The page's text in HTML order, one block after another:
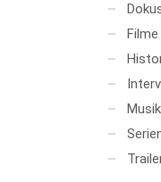
Filme
Musik